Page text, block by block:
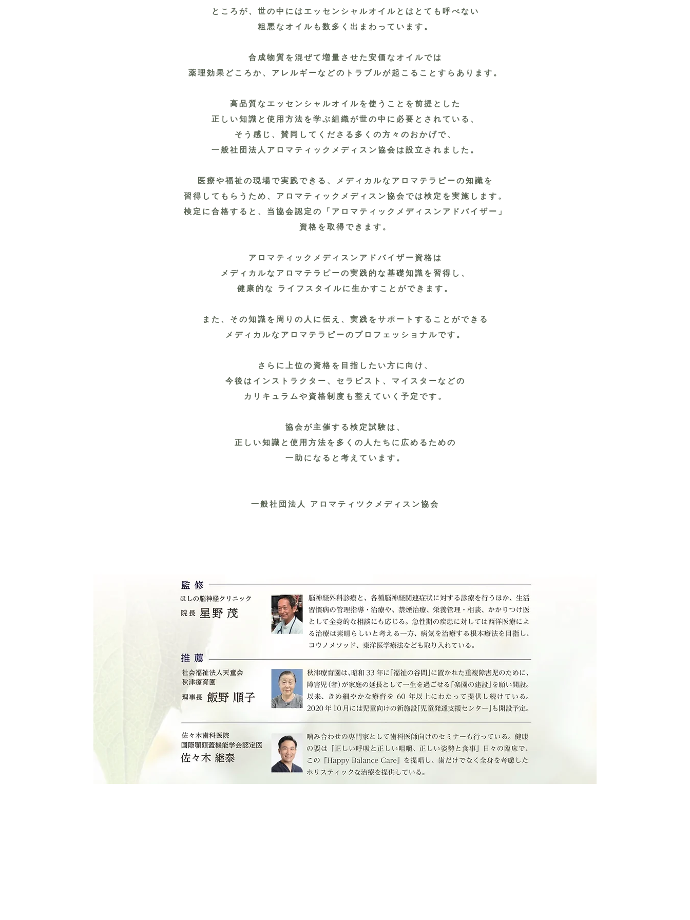
ところが、世の中にはエッセンシャルオイルとはとても呼べない
粗悪なオイルも数多く出まわっています。
合成物質を混ぜて増量させた安価なオイルでは
薬理効果どころか、アレルギーなどのトラブルが起こることすらあります。
高品質なエッセンシャルオイルを使うことを前提とした
正しい知識と使用方法を学ぶ組織が世の中に必要とされている、
そう感じ、賛同してくださる多くの方々のおかげで、
一般社団法人アロマティックメディスン協会は設立されました。
医療や福祉の現場で実践できる、メディカルなアロマテラピーの知識を
習得してもらうため、アロマティックメディスン協会では検定を実施します。
検定に合格すると、当協会認定の「アロマティックメディスンアドバイザー」
資格を取得できます。
アロマティックメディスンアドバイザー資格は
メディカルなアロマテラピーの実践的な基礎知識を習得し、
健康的な ライフスタイルに生かすことができます。
また、その知識を周りの人に伝え、実践をサポートすることができる
メディカルなアロマテラピーのプロフェッショナルです。
さらに上位の資格を目指したい方に向け、
今後はインストラクター、セラピスト、マイスターなどの
カリキュラムや資格制度も整えていく予定です。
協会が主催する検定試験は、
正しい知識と使用方法を多くの人たちに広めるための
一助になると考えています。
一般社団法人 アロマティツクメディスン協会